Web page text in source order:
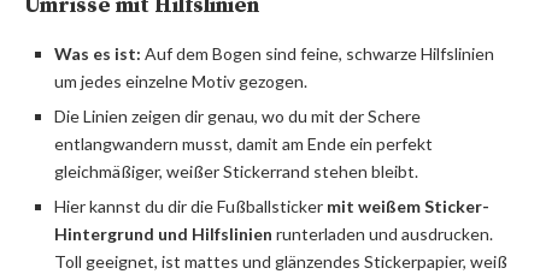
Umrisse mit Hilfslinien
Was es ist: Auf dem Bogen sind feine, schwarze Hilfslinien
um jedes einzelne Motiv gezogen.
Die Linien zeigen dir genau, wo du mit der Schere
entlangwandern musst, damit am Ende ein perfekt
gleichmäßiger, weißer Stickerrand stehen bleibt.
Hier kannst du dir die Fußballsticker mit weißem Sticker-
Hintergrund und Hilfslinien runterladen und ausdrucken.
Toll geeignet, ist mattes und glänzendes Stickerpapier, weiß